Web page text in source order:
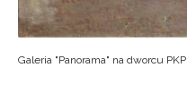
Galeria "Panorama" na dworcu PKP